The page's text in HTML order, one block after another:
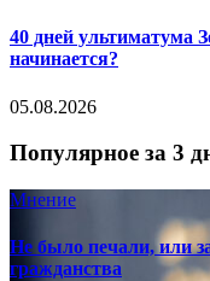
40 дней ультиматума
начинается?
05.08.2026
Популярное за 3
Мнение
Не было печали, или
гражданства